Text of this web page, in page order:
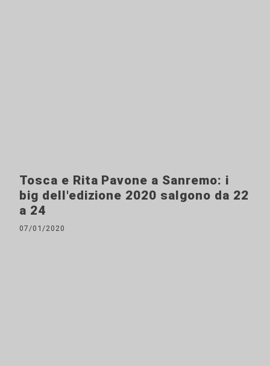
Tosca e Rita Pavone a Sanremo: i
big dell'edizione 2020 salgono da 22
a 24
07/01/2020